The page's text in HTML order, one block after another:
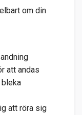
om din
att andas
att röra sig